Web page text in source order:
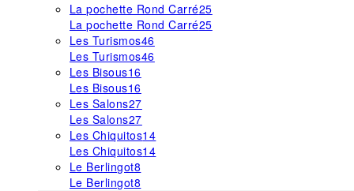
La pochette Rond Carré25
La pochette Rond Carré25
Les Turismos46
Les Turismos46
Les Bisous16
Les Bisous16
Les Salons27
Les Salons27
Les Chiquitos14
Les Chiquitos14
Le Berlingot8
Le Berlingot8